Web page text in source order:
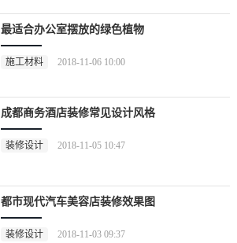
最适合办公室摆放的绿色植物
施工材料 2018-11-06 10:00
成都商务酒店装修常见设计风格
装修设计 2018-11-05 10:47
都市现代汽车美容店装修效果图
装修设计 2018-11-03 09:37